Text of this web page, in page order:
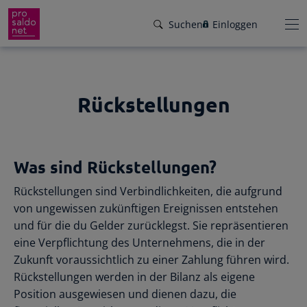
Von Buchungsbeispielen über HowTo-
Videos bis zu persönlichem Support per E-
Mail, Telefon oder Live-Chat.
Unser Hilfeangebot
Rechnungen schreiben
Rechnungen im Handumdrehen
Branchen
Service
Gründer-Paket
Rückenwind für den Weg in die
Selbstständigkeit: ProSaldo.net für
Für Steuerberater
Effiziente Zusammenarbeit
Facebook
Instagram
LinkedIn
YouTube
Suchen Einloggen
Rückstellungen
Was sind Rückstellungen?
Rückstellungen sind Verbindlichkeiten, die aufgrund
von ungewissen zukünftigen Ereignissen entstehen
und für die du Gelder zurücklegst. Sie repräsentieren
eine Verpflichtung des Unternehmens, die in der
Zukunft voraussichtlich zu einer Zahlung führen wird.
Rückstellungen werden in der Bilanz als eigene
Position ausgewiesen und dienen dazu, die